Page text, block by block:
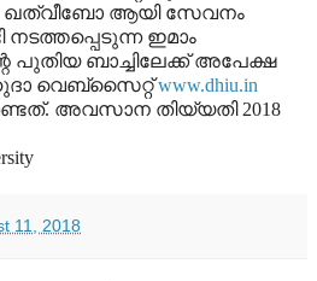
ഖത്വീബോ ആയി സേവനം
ഇമാം
പുതിയ ബാച്ചിലേക്ക് അപേക്ഷ
വെബ്‌സൈറ്റ്www.dhiu.in
അവസാന തിയ്യതി 2018
11, 2018